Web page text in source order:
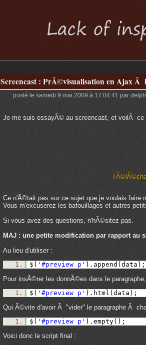
Screencast : PrÃ©visualisation en Ajax Ã
posté le samedi 9 mai 2009 à 17:04:41 par
Je me suis essayÃ© au screencast, et voilÃ ce
Ce n'Ã©tait pas sur ce sujet que je voulais faire
Vous m'excuserez les bafouillages et autres
Si vous avez des questions, n'hÃ©sitez pas.
MAJ : une petite modification par rapport au
Au lieu d'utiliser :
1.
$( '#preview p' ).append(data);
Pour insÃ©rer les donnÃ©es dans le
1.
$( '#preview p' ).html(data);
Qui Ã©vite d'avoir Ã "vider" le paragraphe Ã
1.
$( '#preview p' ).empty();
Voici donc le script final :